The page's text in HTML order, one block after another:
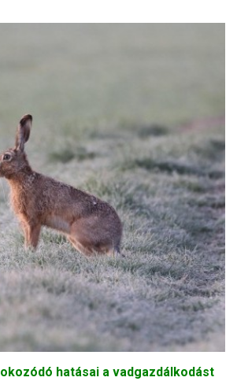
hatásai a vadgazdálkodást